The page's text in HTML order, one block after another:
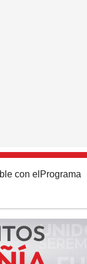
con el Programa